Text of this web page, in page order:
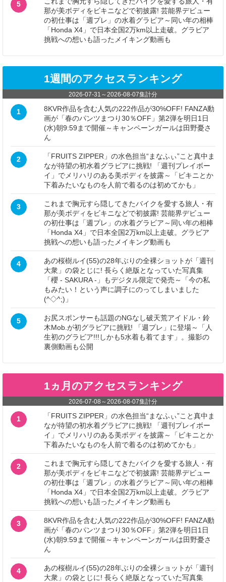
5
那が美ボディをビキニなどで初披露! 芸能界デビュー
の初仕事は「週プレ」の水着グラビア～同い年の相棒
「Honda X4」で日本全国2万km以上走破。グラビア
挑戦への想いも語ったメイキング動画も
1週間のアクセスランキング
2026-07-31 ～ 2026-08-07集計分
1
8KVR作品を含む人気の222作品が30%OFF! FANZA動
画が「春のパンツまつり30％OFF」第2弾を明日1日
(水)朝9:59まで開催～キャンペーンガールは田野憂さ
ん
2
「FRUITS ZIPPER」の水色担当“まなふぃ”こと真中ま
なが待望の初水着グラビアに挑戦! 「週刊プレイボー
イ」でメリハリのある美ボディを披露～「ビキニとか
下着みたいなものを人前で着るのは初めてかも」
3
これまで胸元すら隠してきたバイクを愛する旅人・有
那が美ボディをビキニなどで初披露! 芸能界デビュー
の初仕事は「週プレ」の水着グラビア～同い年の相棒
「Honda X4」で日本全国2万km以上走破。グラビア
挑戦への想いも語ったメイキング動画も
4
あの桜樹ルイ(55)の28年ぶりの全裸ショットが「週刊
大衆」の袋とじに! 長らく絶版となっていた写真集
「櫻 - SAKURA -」もデジタル限定で発売～「今の私
もみたい！という声に調子にのってしまいました
(^◇^;)」
5
お尻スポンサーも話題のNGなし破天荒アイドル・鈴
木Mob.が初グラビアに挑戦! 「週プレ」に登場～「人
生初のグラビア!!!しかも5水着も着てます」。撮影の
裏側動画も公開
1ヵ月のアクセスランキング
2026-07-08 ～ 2026-08-07集計分
1
「FRUITS ZIPPER」の水色担当“まなふぃ”こと真中ま
なが待望の初水着グラビアに挑戦! 「週刊プレイボー
イ」でメリハリのある美ボディを披露～「ビキニとか
下着みたいなものを人前で着るのは初めてかも」
2
これまで胸元すら隠してきたバイクを愛する旅人・有
那が美ボディをビキニなどで初披露! 芸能界デビュー
の初仕事は「週プレ」の水着グラビア～同い年の相棒
「Honda X4」で日本全国2万km以上走破。グラビア
挑戦への想いも語ったメイキング動画も
3
8KVR作品を含む人気の222作品が30%OFF! FANZA動
画が「春のパンツまつり30％OFF」第2弾を明日1日
(水)朝9:59まで開催～キャンペーンガールは田野憂さ
ん
4
あの桜樹ルイ(55)の28年ぶりの全裸ショットが「週刊
大衆」の袋とじに! 長らく絶版となっていた写真集